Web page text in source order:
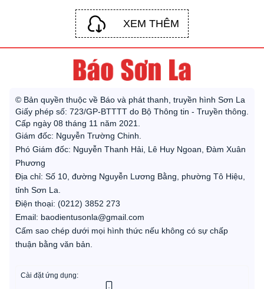
XEM THÊM
© Bản quyền thuộc về Báo và phát thanh, truyền hình Sơn La
Giấy phép số: 723/GP-BTTTT do Bộ Thông tin - Truyền thông.
Cấp ngày 08 tháng 11 năm 2021.
Giám đốc: Nguyễn Trường Chinh.
Phó Giám đốc: Nguyễn Thanh Hải, Lê Huy Ngoan, Đàm Xuân
Phương
Địa chỉ: Số 10, đường Nguyễn Lương Bằng, phường Tô Hiệu,
tỉnh Sơn La.
Điện thoại: (0212) 3852 273
Email: baodientusonla@gmail.com
Cấm sao chép dưới mọi hình thức nếu không có sự chấp
thuận bằng văn bản.
Cài đặt ứng dụng: